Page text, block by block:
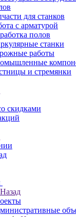
для станков
с арматурой
полов
станки
работы
и стремянки
скидками
Назад